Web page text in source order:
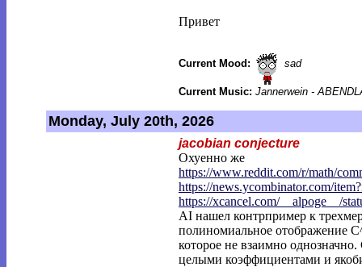
Привет
Current Mood: sad
Current Music: Jannerwein -
Monday, July 20th, 2026
jacobian conjecture
Охуенно же
https://www.reddit.com/r/math/
https://news.ycombinator.com/
https://xcancel.com/__alpoge__/
AI нашел контрпример к
полиномиальное отображение
которое не взаимно
целыми коэффициентами и